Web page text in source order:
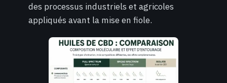
des processus industriels et agricoles
appliqués avant la mise en fiole.